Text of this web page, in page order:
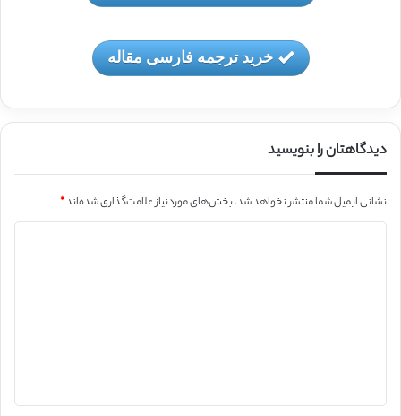
خرید ترجمه فارسی مقاله
دیدگاهتان را بنویسید
نشانی ایمیل شما منتشر نخواهد شد.بخش‌های موردنیاز علامت‌گذاری شده‌اند*